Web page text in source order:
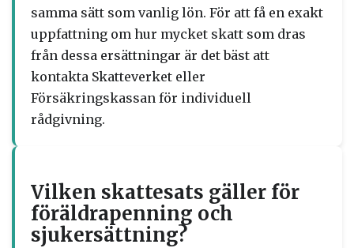
samma sätt som vanlig lön. För att få en exakt
uppfattning om hur mycket skatt som dras
från dessa ersättningar är det bäst att
kontakta Skatteverket eller
Försäkringskassan för individuell
rådgivning.
Vilken skattesats gäller för
föräldrapenning och
sjukersättning?